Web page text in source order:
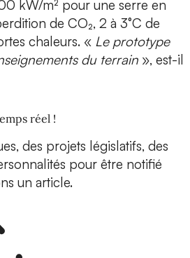
kW/m² pour une serre en
de CO₂, 2 à 3°C de
chaleurs. « Le prototype
du terrain », est-il
réel !
des projets législatifs, des
pour être notifié
un article.